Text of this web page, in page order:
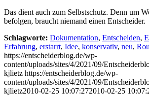
Das dient auch zum Selbstschutz. Denn um
befolgen, braucht niemand einen Entscheider.
Schlagworte: Dokumentation, Entscheiden,
Erfahrung, erstarrt, Idee, konservativ, neu,
https://entscheiderblog.de/wp-
content/uploads/sites/4/2021/09/
kjlietz https://entscheiderblog.de/wp-
content/uploads/sites/4/2021/09/
kjlietz2010-02-25 10:07:272010-02-25